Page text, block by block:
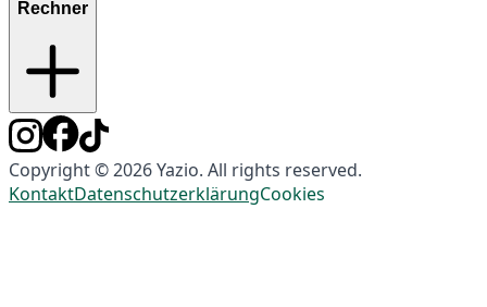
Rechner
Copyright © 2026 Yazio. All rights reserved.
KontaktDatenschutzerklärungCookies